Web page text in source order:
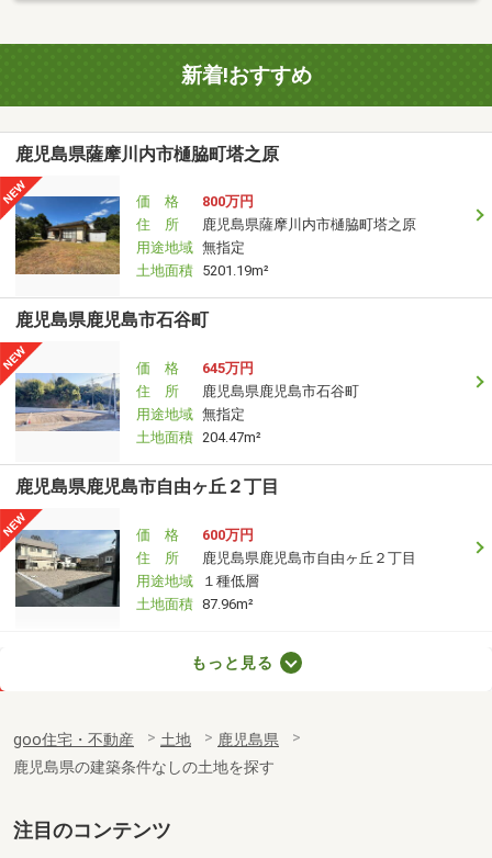
新着!おすすめ
鹿児島県薩摩川内市樋脇町塔之原
価 格
800万円
住 所
鹿児島県薩摩川内市樋脇町塔之原
用途地域 無指定
土地面積 5201.19m²
鹿児島県鹿児島市石谷町
価 格
645万円
住 所
鹿児島県鹿児島市石谷町
用途地域 無指定
土地面積 204.47m²
鹿児島県鹿児島市自由ヶ丘２丁目
価 格
600万円
住 所
鹿児島県鹿児島市自由ヶ丘２丁目
用途地域
１種低層
土地面積 87.96m²
鹿児島県鹿児島市田上５
用途地域
１種住居
土地面積 158.6m²
鹿児島県鹿児島市小野１
もっと見る
goo住宅・不動産 土地
鹿児島県
鹿児島県の建築条件なしの土地を探す
注目のコンテンツ